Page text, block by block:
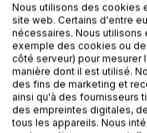
DESCRIPTION
Quand elle l'accepte
connu, elle est loin de
Nous utilisons des cookies
site web. Certains d'entre
nécessaires. Nous
exemple des cookies ou
côté serveur) pour mesurer
manière dont il est utilisé.
des fins de marketing et
ainsi qu'à des fournisseurs
des empreintes digitales,
tous les appareils. Nous